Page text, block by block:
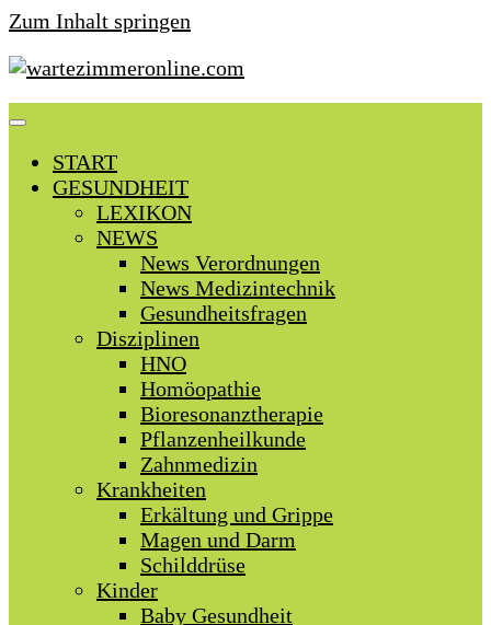
Zum Inhalt springen
START
GESUNDHEIT
LEXIKON
NEWS
News Verordnungen
News Medizintechnik
Gesundheitsfragen
Disziplinen
HNO
Homöopathie
Bioresonanztherapie
Pflanzenheilkunde
Zahnmedizin
Krankheiten
Erkältung und Grippe
Magen und Darm
Schilddrüse
Kinder
Baby Gesundheit